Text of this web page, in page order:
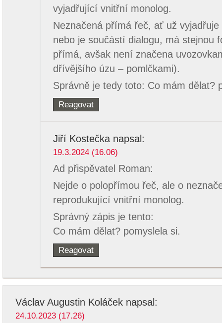
vyjadřující vnitřní monolog.
Neznačená přímá řeč, ať už
nebo je součástí dialogu, má stejnou
přímá, avšak není značena
dřívějšího úzu – pomlčkami).
Správně je tedy toto: Co mám dělat?
Reagovat
Jiří Kostečka napsal:
19.3.2024 (16.06)
Ad přispěvatel Roman:
Nejde o polopřímou řeč, ale o
reprodukující vnitřní monolog.
Správný zápis je tento:
Co mám dělat? pomyslela si.
Reagovat
Václav Augustin Koláček napsal:
24.10.2023 (17.26)